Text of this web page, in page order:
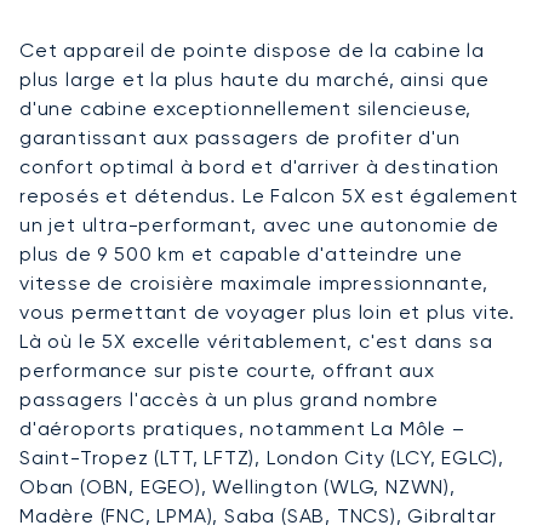
Cet appareil de pointe dispose de la cabine la
plus large et la plus haute du marché, ainsi que
d'une cabine exceptionnellement silencieuse,
garantissant aux passagers de profiter d'un
confort optimal à bord et d'arriver à destination
reposés et détendus. Le Falcon 5X est également
un jet ultra-performant, avec une autonomie de
plus de 9 500 km et capable d'atteindre une
vitesse de croisière maximale impressionnante,
vous permettant de voyager plus loin et plus vite.
Là où le 5X excelle véritablement, c'est dans sa
performance sur piste courte, offrant aux
passagers l'accès à un plus grand nombre
d'aéroports pratiques, notamment La Môle –
Saint-Tropez (LTT, LFTZ), London City (LCY, EGLC),
Oban (OBN, EGEO), Wellington (WLG, NZWN),
Madère (FNC, LPMA), Saba (SAB, TNCS), Gibraltar